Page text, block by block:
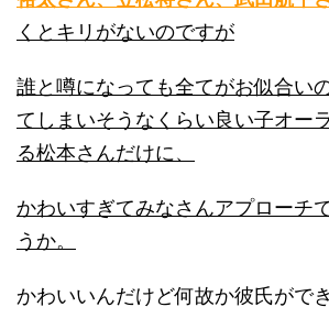
くとキリがないのですが
誰と噂になっても全てがお似合い
てしまいそうなくらい良い子オー
る松本さんだけに、
かわいすぎてみなさんアプローチ
うか。
かわいいんだけど何故か彼氏がで